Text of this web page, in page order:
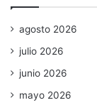
agosto 2026
julio 2026
junio 2026
mayo 2026